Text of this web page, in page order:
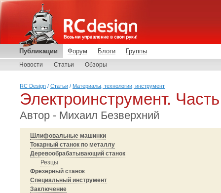
Публикации Форум Блоги Группы
Новости Статьи Обзоры
RC Design / Статьи / Материалы, технологии, инструмент
Электроинструмент.
Автор - Михаил Безверхний
Шлифовальные машинки
Токарный станок по металлу
Деревообрабатывающий станок
Резцы
Фрезерный станок
Специальный инструмент
Заключение